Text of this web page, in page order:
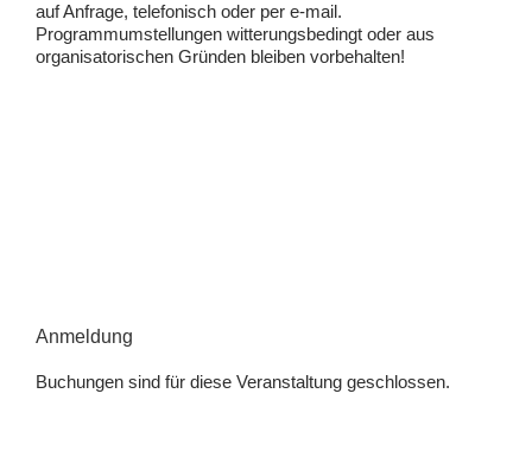
auf Anfrage, telefonisch oder per e-mail.
Programmumstellungen witterungsbedingt oder aus
organisatorischen Gründen bleiben vorbehalten!
Anmeldung
Buchungen sind für diese Veranstaltung geschlossen.